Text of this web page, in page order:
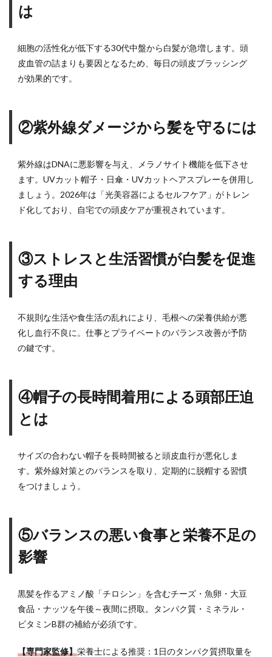
イド
齢に
よる
白髪
ズム
は
②紫
外線
ダメ
ージ
には
2.3
③ス
スと
習慣
が白
理由
長時
間着
用に
とは
スの
食事
と栄
足の
は
細胞の活性化が低下する30代中盤から白髪が急増します。頭
皮血管の詰まりも要因となるため、毎日の頭皮ブラッシング
が効果的です。
②紫外線ダメージから髪を守るには
紫外線はDNAに悪影響を与え、メラノサイト機能を低下させ
ます。UVカット帽子・日傘・UVカットヘアスプレーを併用し
ましょう。2026年は「光美容器によるセルフケア」がトレン
ド化しており、自宅での頭皮ケアが重視されています。
③ストレスと生活習慣が白髪を促進
する理由
不規則な生活や食生活の乱れにより、毛根への栄養供給が悪
化し血行不良に。仕事とプライベートのバランス改善が予防
の鍵です。
④帽子の長時間着用による頭部圧迫
とは
サイズの合わない帽子を長時間被ると頭皮血行が悪化しま
す。紫外線対策とのバランスを取り、定期的に脱帽する習慣
をつけましょう。
⑤バランスの悪い食事と栄養不足の
影響
黒髪を作るアミノ酸「チロシン」を含むチーズ・魚卵・大豆
食品・ナッツを午後～夜間に摂取。タンパク質・ミネラル・
ビタミンB群の補給が必須です。
【専門家監修】栄養士による推奨：1日のタンパク質摂取量を